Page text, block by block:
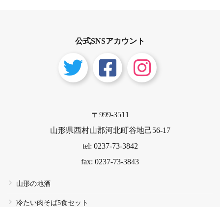
公式SNSアカウント
〒999-3511
山形県西村山郡河北町谷地己56-17
tel: 0237-73-3842
fax: 0237-73-3843
山形の地酒
冷たい肉そば5食セット